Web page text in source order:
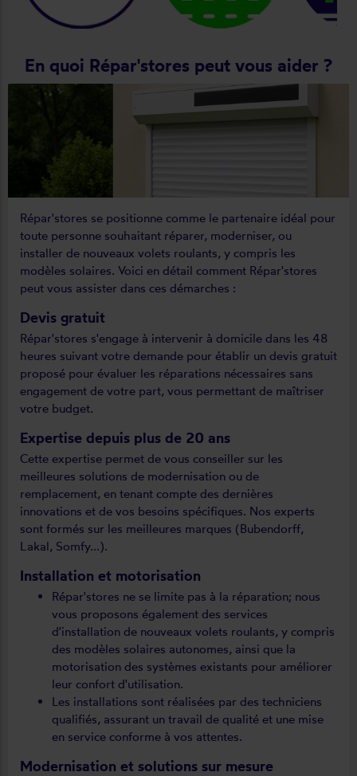
En quoi Répar'stores peut vous aider ?
Répar'stores se positionne comme le partenaire idéal pour
toute personne souhaitant réparer, moderniser, ou
installer de nouveaux volets roulants, y compris les
modèles solaires. Voici en détail comment Répar'stores
peut vous assister dans ces démarches :
Devis gratuit
Répar'stores s'engage à intervenir à domicile dans les 48
heures suivant votre demande pour établir un devis gratuit
proposé pour évaluer les réparations nécessaires sans
engagement de votre part, vous permettant de maîtriser
votre budget.
Expertise depuis plus de 20 ans
Cette expertise permet de vous conseiller sur les
meilleures solutions de modernisation ou de
remplacement, en tenant compte des dernières
innovations et de vos besoins spécifiques. Nos experts
sont formés sur les meilleures marques (Bubendorff,
Lakal, Somfy...).
Installation et motorisation
Répar'stores ne se limite pas à la réparation; nous
vous proposons également des services
d'installation de nouveaux volets roulants, y compris
des modèles solaires autonomes, ainsi que la
motorisation des systèmes existants pour améliorer
leur confort d'utilisation.
Les installations sont réalisées par des techniciens
qualifiés, assurant un travail de qualité et une mise
en service conforme à vos attentes.
Modernisation et solutions sur mesure